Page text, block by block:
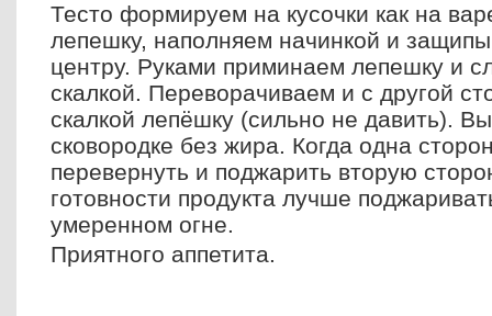
Тесто формируем на кусочки как на
лепешку, наполняем начинкой и
центру. Руками приминаем лепешку и
скалкой. Переворачиваем и с другой
скалкой лепёшку (сильно не давить).
сковородке без жира. Когда одна
перевернуть и поджарить вторую
готовности продукта лучше
умеренном огне.
Приятного аппетита.